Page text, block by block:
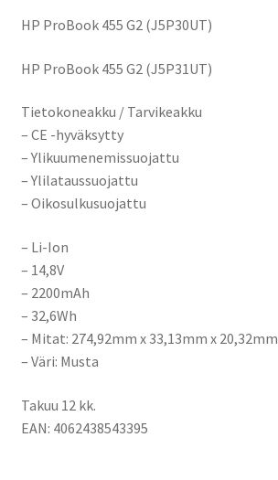
HP ProBook 455 G2 (J5P30UT)
HP ProBook 455 G2 (J5P31UT)
Tietokoneakku / Tarvikeakku
– CE -hyväksytty
– Ylikuumenemissuojattu
– Ylilataussuojattu
– Oikosulkusuojattu
– Li-Ion
– 14,8V
– 2200mAh
– 32,6Wh
– Mitat: 274,92mm x 33,13mm x 20,32mm
– Väri: Musta
Takuu 12 kk.
EAN: 4062438543395